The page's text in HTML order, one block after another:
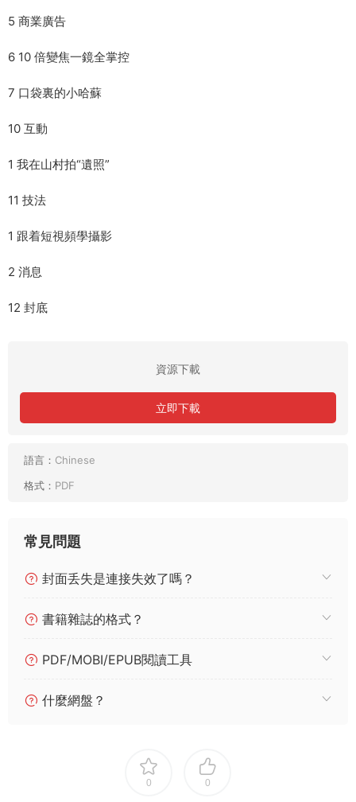
5 商業廣告
6 10 倍變焦一鏡全掌控
7 口袋裏的小哈蘇
10 互動
1 我在山村拍“遺照”
11 技法
1 跟着短視頻學攝影
2 消息
12 封底
資源下載
立即下載
語言： Chinese
格式： PDF
常見問題
封面丢失是連接失效了嗎？
書籍雜誌的格式？
PDF/MOBI/EPUB閱讀工具
什麼網盤？
0 0